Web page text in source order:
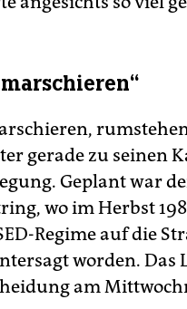
gerade zu seinen
Geplant war
wo im Herbst
Regime auf die
worden.
am